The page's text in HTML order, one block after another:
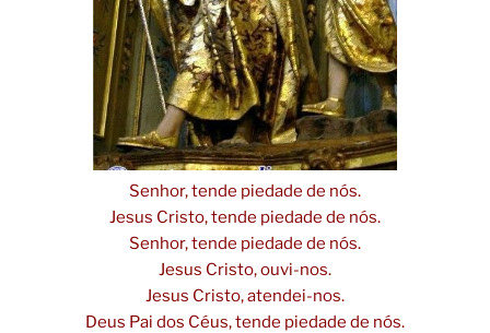
Senhor, tende piedade de nós.
Jesus Cristo, tende piedade de nós.
Senhor, tende piedade de nós.
Jesus Cristo, ouvi-nos.
Jesus Cristo, atendei-nos.
Deus Pai dos Céus, tende piedade de nós.